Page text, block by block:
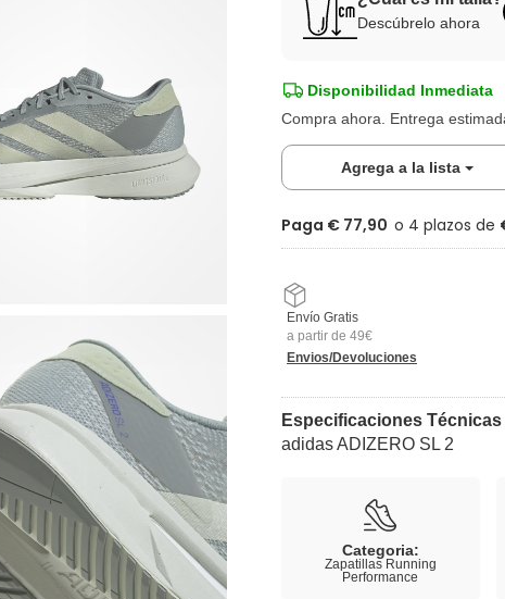
Descúbrelo ahora
Disponibilidad Inmediata
Compra ahora. Entrega
Agrega a la lista
Paga € 77,90
Envío Gratis
a partir de 49€
Envios/Devoluciones
Especificaciones Técnicas
adidas ADIZERO SL 2
Categoria:
Zapatillas Running
Performance